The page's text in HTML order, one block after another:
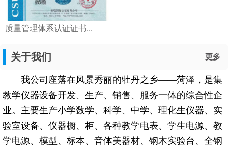
质量管理体系认证证书...
关于我们 更多
我公司座落在风景秀丽的牡丹之乡——菏泽，是集
教学仪器设备开发、生产、销售、服务一体的综合性企
业。主要生产小学数学、科学、中学、理化生仪器、实
验室设备、仪器橱、柜、各种教学电表、学生电源、教
学电源、模型、标本、音体美器材、钢木实验台、全钢